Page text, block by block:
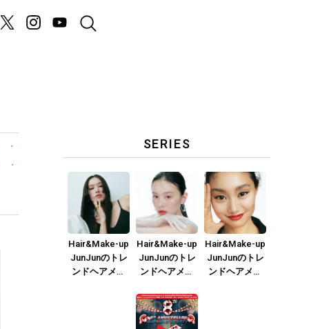
・
・
SERIES
Hair&Make-up
JunJunのトレ
ンドヘアメイ
Hair&Make-up
JunJunのトレ
ンドヘアメイ
イク
ver.2023』
Hair&Make-up
JunJunのトレ
ンドヘアメイ